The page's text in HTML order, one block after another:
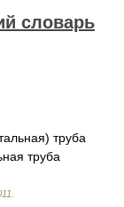
словарь
труба
труба